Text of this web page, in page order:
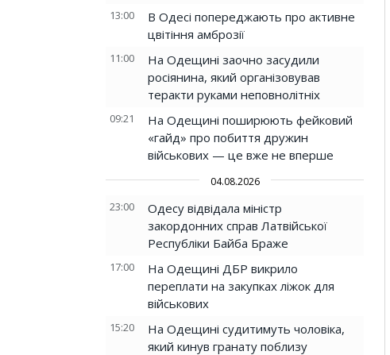
13:00
В Одесі попереджають про активне
цвітіння амброзії
11:00
На Одещині заочно засудили
росіянина, який організовував
теракти руками неповнолітніх
09:21
На Одещині поширюють фейковий
«гайд» про побиття дружин
військових — це вже не вперше
04.08.2026
23:00
Одесу відвідала міністр
закордонних справ Латвійської
Республіки Байба Браже
17:00
На Одещині ДБР викрило
переплати на закупках ліжок для
військових
15:20
На Одещині судитимуть чоловіка,
який кинув гранату поблизу